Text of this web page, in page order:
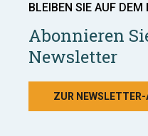
BLEIBEN SIE AUF DEM
Abonnieren
Newsletter
ZUR